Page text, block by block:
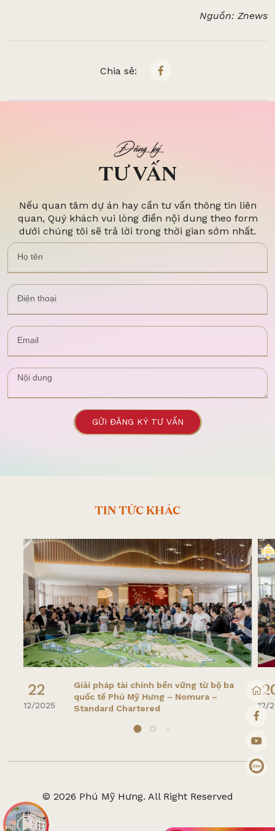
Nguồn: Znews
Chia sẻ:
Đăng ký
TƯ VẤN
Nếu quan tâm dự án hay cần tư vấn thông tin liên
quan, Quý khách vui lòng điền nội dung theo form
dưới chúng tôi sẽ trả lời trong thời gian sớm nhất.
GỬI ĐĂNG KÝ TƯ VẤN
TIN TỨC KHÁC
22
12/2025
Giải pháp tài chính bền vững từ bộ ba
quốc tế Phú Mỹ Hưng – Nomura –
Standard Chartered
12/
© 2026 Phú Mỹ Hưng. All Right Reserved